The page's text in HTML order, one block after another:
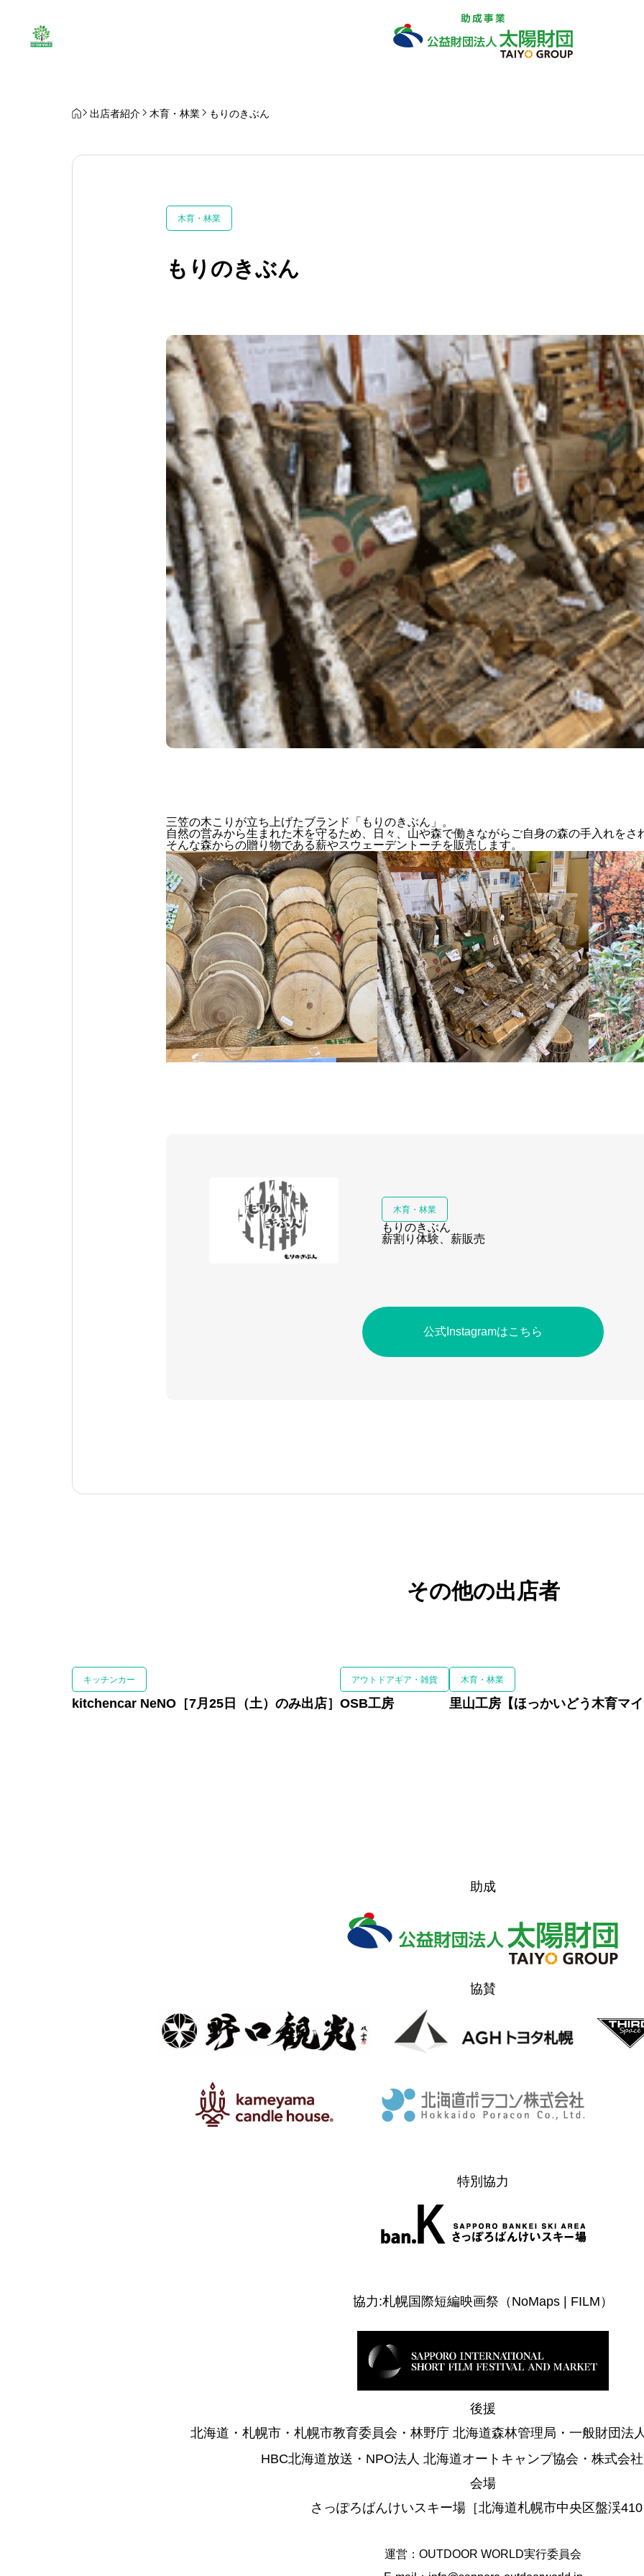
キャンプ
FOREST
出店者紹介 木育・林業 もりのきぶん
木育・林業
もりのきぶん
三笠の木こりが立ち上げたブランド「もりのきぶん」。
自然の営みから生まれた木を守るため、日々、山や森で働きながらご自身の森の手入れをさ
そんな森からの贈り物である薪やスウェーデントーチを販売します。
木育・林業
もりのきぶん
薪割り体験、薪販売
公式Instagramはこちら
その他の出店者
助成
協賛
特別協力
協力:札幌国際短編映画祭（NoMaps | FILM）
後援
北海道・札幌市・札幌市教育委員会・林野庁 北海道森林管理局・一般財団法
HBC北海道放送・NPO法人 北海道オートキャンプ協会・株式会
会場
さっぽろばんけいスキー場［北海道札幌市中央区盤渓
運営：OUTDOOR WORLD実行委員会